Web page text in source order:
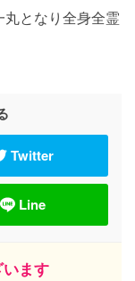
となり全身全霊
Twitter
Line
ます